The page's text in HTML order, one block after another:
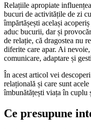
Relațiile apropiate
bucuri de activitățile de zi
împărtășești același
aduc bucurii, dar și
de relație, că dragostea nu
diferite care apar. Ai
comunicare, adaptare și
În acest articol vei
relațională și care sunt
îmbunătățești viața în cuplu
Ce presupune